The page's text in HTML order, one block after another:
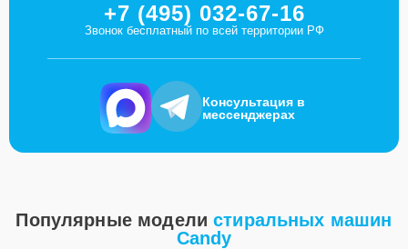
+7 (495) 032-67-16
Звонок бесплатный по всей территории РФ
Консультация в
мессенджерах
Популярные моделистиральных машин
Candy